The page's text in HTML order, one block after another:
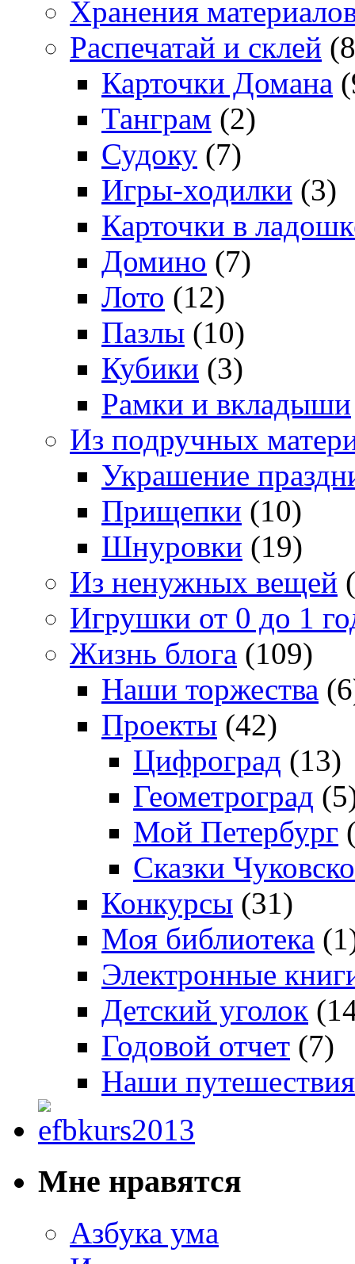
Хранения
Распечатай и склей
Карточки Домана
Танграм (2)
Судоку (7)
Игры-ходилки (3)
Карточки в
Домино (7)
Лото (12)
Пазлы (10)
Кубики (3)
Рамки и вкладыши
Из подручных
Украшение
Прищепки (10)
Шнуровки (19)
Из ненужных вещей
Игрушки от 0 до 1
Жизнь блога (109)
Наши торжества
Проекты (42)
Цифроград (13)
Геометроград
Мой Петербург
Сказки
Конкурсы (31)
Моя библиотека
Электронные
Детский уголок
Годовой отчет (7)
Наши путешествия
Мне нравятся
Азбука ума